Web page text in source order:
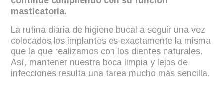
masticatoria.
La rutina diaria de higiene bucal a seguir una vez
colocados los implantes es exactamente la misma
que la que realizamos con los dientes naturales.
Así, mantener nuestra boca limpia y lejos de
infecciones resulta una tarea mucho más sencilla.